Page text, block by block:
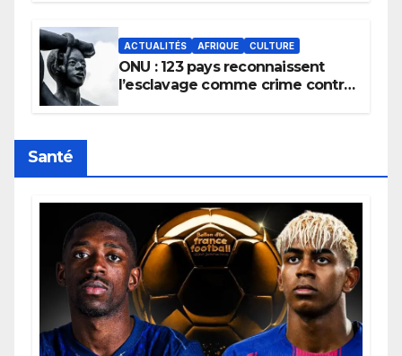
ACTUALITÉS AFRIQUE CULTURE
ONU : 123 pays reconnaissent
l’esclavage comme crime contre
Santé